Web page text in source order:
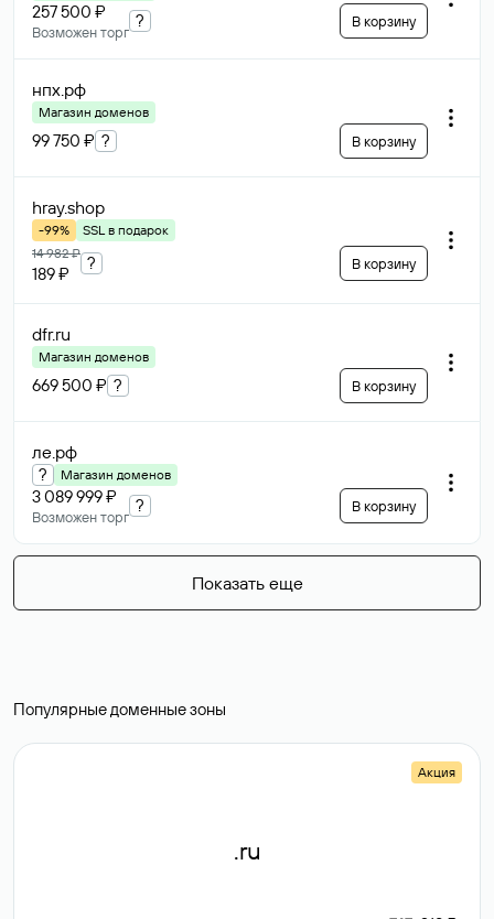
257 500 ₽
Возможен торг
? В корзину
нпх.рф
Магазин доменов
99 750 ₽ ? В корзину
hray.shop
-99%
SSL в подарок
14 982 ₽
189 ₽
? В корзину
dfr.ru
Магазин доменов
669 500 ₽ ? В корзину
ле.рф
? Магазин доменов
3 089 999 ₽
Возможен торг
? В корзину
Показать еще
Популярные доменные зоны
Акция
.ru